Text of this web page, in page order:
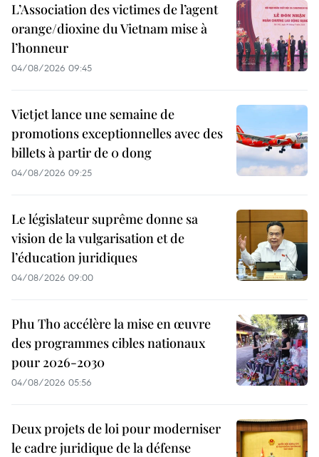
L’Association des victimes de l’agent
orange/dioxine du Vietnam mise à
l’honneur
04/08/2026 09:45
Vietjet lance une semaine de
promotions exceptionnelles avec des
billets à partir de 0 dong
04/08/2026 09:25
Le législateur suprême donne sa
vision de la vulgarisation et de
l’éducation juridiques
04/08/2026 09:00
Phu Tho accélère la mise en œuvre
des programmes cibles nationaux
pour 2026-2030
04/08/2026 05:56
Deux projets de loi pour moderniser
le cadre juridique de la défense